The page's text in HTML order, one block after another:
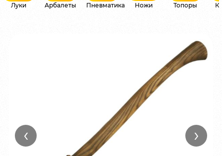
Луки Арбалеты Пневматика Ножи Топоры
‹ ›